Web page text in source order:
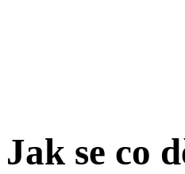
Jak se co